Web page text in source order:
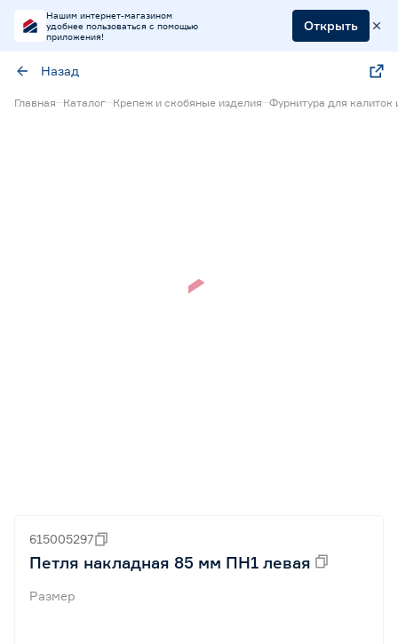
Нашим интернет-магазином
удобнее пользоваться с помощью
приложения!
Открыть
Назад
Главная Каталог Крепеж и скобяные изделия Фурнитура для калиток
615005297
Петля накладная 85 мм ПН1 левая
Размер